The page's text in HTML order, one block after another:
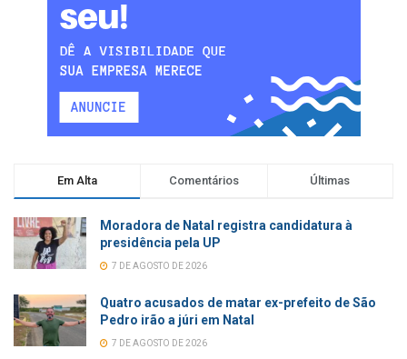
Em Alta Comentários Últimas
Moradora de Natal registra candidatura à
presidência pela UP
7 DE AGOSTO DE 2026
Quatro acusados de matar ex-prefeito de São
Pedro irão a júri em Natal
7 DE AGOSTO DE 2026